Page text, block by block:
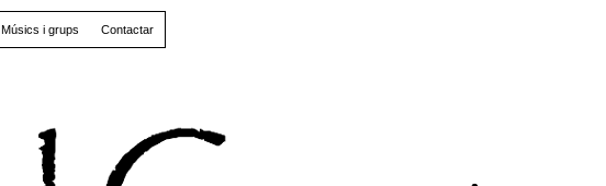
Músics i grups Contactar